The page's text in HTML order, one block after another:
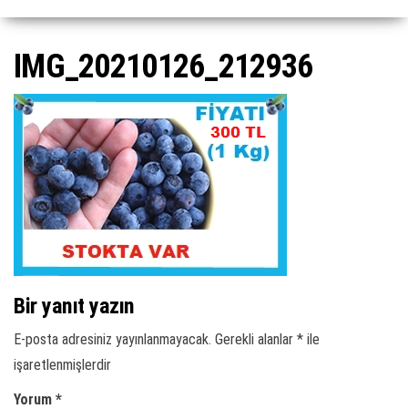
IMG_20210126_212936
Bir yanıt yazın
E-posta adresiniz yayınlanmayacak. Gerekli alanlar * ile
işaretlenmişlerdir
Yorum *